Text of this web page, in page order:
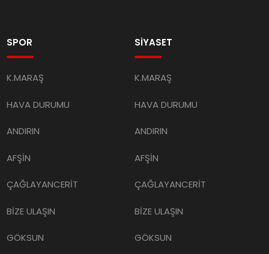
SPOR
K.MARAŞ
HAVA DURUMU
ANDIRIN
AFŞİN
ÇAĞLAYANCERİT
BİZE ULAŞIN
GÖKSUN
SİYASET
K.MARAŞ
HAVA DURUMU
ANDIRIN
AFŞİN
ÇAĞLAYANCERİT
BİZE ULAŞIN
GÖKSUN